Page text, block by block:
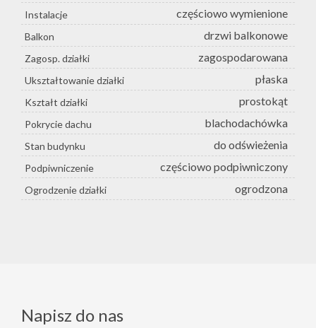
Instalacje częściowo wymienione
Balkon drzwi balkonowe
Zagosp. działki zagospodarowana
Ukształtowanie działki płaska
Kształt działki prostokąt
Pokrycie dachu blachodachówka
Stan budynku do odświeżenia
Podpiwniczenie częściowo podpiwniczony
Ogrodzenie działki ogrodzona
Napisz do nas